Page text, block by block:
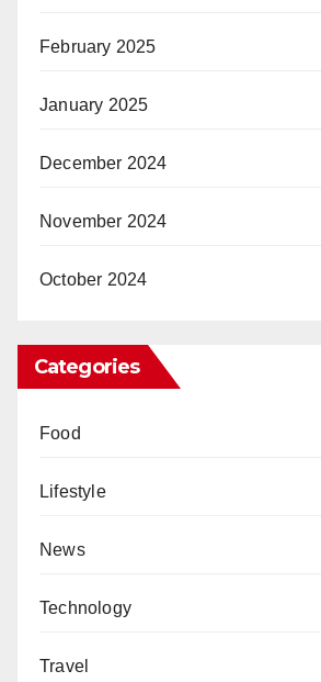
February 2025
January 2025
December 2024
November 2024
October 2024
Categories
Food
Lifestyle
News
Technology
Travel